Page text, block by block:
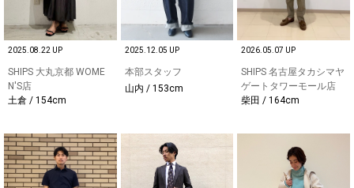
2025.08.22 UP
SHIPS 大丸京都 WOME
N'S店
土倉 / 154cm
2025.12.05 UP
本部スタッフ
山内 / 153cm
2026.05.07 UP
SHIPS 名古屋タカシマヤ
ゲートタワーモール店
柴田 / 164cm